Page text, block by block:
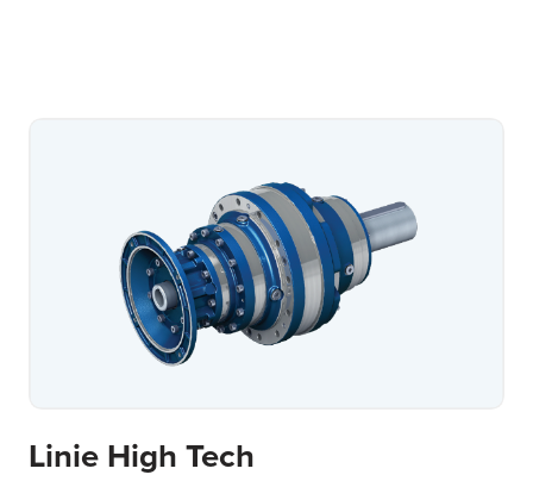
Linie High Tech